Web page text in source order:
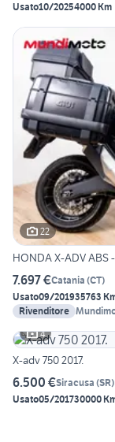
Usato10/20254000 Km
22
HONDA X-ADV ABS
7.697 €Catania (CT)
Usato09/201935763
Rivenditore
4
X-adv 750 2017.
6.500 €Siracusa (SR)
Usato05/201730000